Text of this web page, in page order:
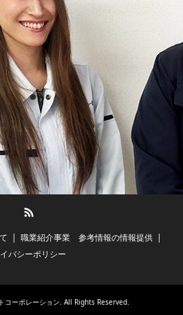
職業紹介事業 参考情報の情報提供
バシーポリシー
コーポレーション . All Rights Reserved.